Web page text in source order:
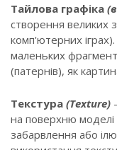
Тайлова графіка
створення великих
комп'ютерних
маленьких
(патернів), як
Текстура (Texture)
на поверхню
забарвлення або